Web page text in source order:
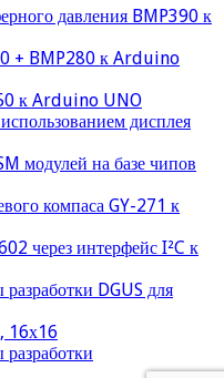
давления BMP390 к
+ BMP280 к Arduino
к Arduino UNO
дисплея
модулей на базе чипов
компаса GY-271 к
через интерфейс I²C к
DGUS для
16х16
разработки